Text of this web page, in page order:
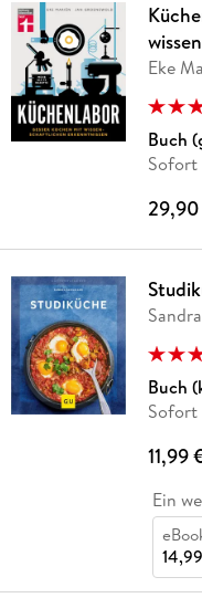
Eke
Buch
Sofort
Buch
Sofort
11,99
Ein